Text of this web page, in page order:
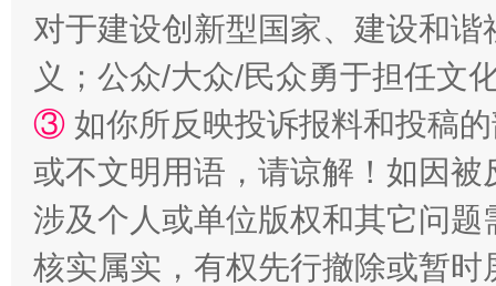
完善运行机制助力责任有效落实 一纸欠
对于建设创新型国家、建设和
义；公众/大众/民众勇于担任文
③ 如你所反映投诉报料和投稿
或不文明用语，请谅解！如因
涉及个人或单位版权和其它问题
核实属实，有权先行撤除或暂